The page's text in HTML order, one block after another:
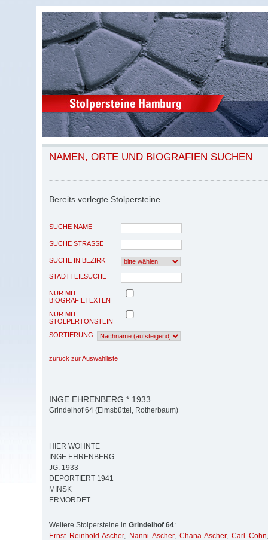
NAMEN, ORTE UND BIOGRAFIEN SUCHEN
Bereits verlegte Stolpersteine
SUCHE NAME
SUCHE STRASSE
SUCHE IN BEZIRK
STADTTEILSUCHE
NUR MIT
BIOGRAFIETEXTEN
NUR MIT
STOLPERTONSTEIN
SORTIERUNG
zurück zur Auswahlliste
INGE EHRENBERG * 1933
Grindelhof 64 (Eimsbüttel, Rotherbaum)
HIER WOHNTE
INGE EHRENBERG
JG. 1933
DEPORTIERT 1941
MINSK
ERMORDET
Weitere Stolpersteine in Grindelhof 64:
Ernst Reinhold Ascher, Nanni Ascher, Chana Ascher,Carl Cohn